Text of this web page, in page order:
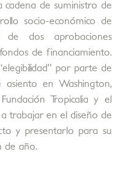
cadena de suministro de
socio-económico de
de dos aprobaciones
de financiamiento.
por parte de
en Washington,
Tropicalia y el
trabajar en el diseño de
y presentarlo para su
de año.